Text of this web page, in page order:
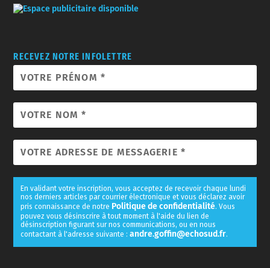
RECEVEZ NOTRE INFOLETTRE
En validant votre inscription, vous acceptez de recevoir chaque lundi
nos derniers articles par courrier électronique et vous déclarez avoir
pris connaissance de notre Politique de confidentialité. Vous
pouvez vous désinscrire à tout moment à l'aide du lien de
désinscription figurant sur nos communications, ou en nous
contactant à l'adresse suivante :andre.goffin@echosud.fr.